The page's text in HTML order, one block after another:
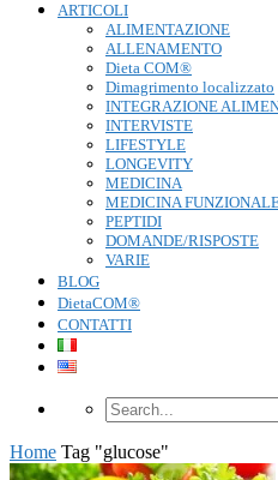
ARTICOLI
ALIMENTAZIONE
ALLENAMENTO
Dieta COM®
Dimagrimento localizzato
INTEGRAZIONE
INTERVISTE
LIFESTYLE
LONGEVITY
MEDICINA
MEDICINA
PEPTIDI
DOMANDE/RISPOSTE
VARIE
BLOG
DietaCOM®
CONTATTI
Home Tag "glucose"